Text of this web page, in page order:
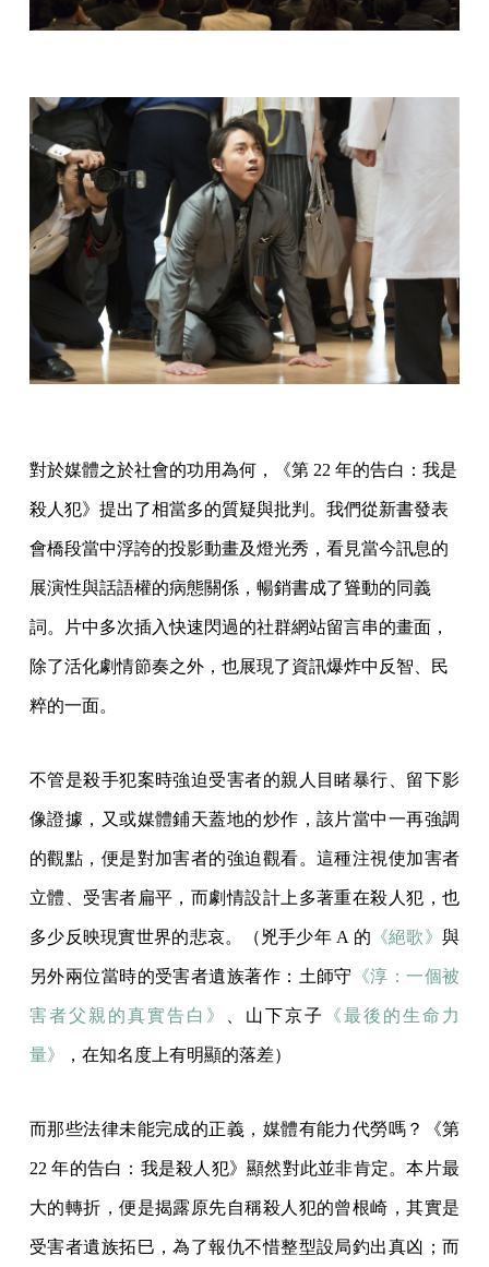
對於媒體之於社會的功用為何，《第 22 年的告白：我是
殺人犯》提出了相當多的質疑與批判。我們從新書發表
會橋段當中浮誇的投影動畫及燈光秀，看見當今訊息的
展演性與話語權的病態關係，暢銷書成了聳動的同義
詞。片中多次插入快速閃過的社群網站留言串的畫面，
除了活化劇情節奏之外，也展現了資訊爆炸中反智、民
粹的一面。
不管是殺手犯案時強迫受害者的親人目睹暴行、留下影
像證據，又或媒體鋪天蓋地的炒作，該片當中一再強調
的觀點，便是對加害者的強迫觀看。這種注視使加害者
立體、受害者扁平，而劇情設計上多著重在殺人犯，也
多少反映現實世界的悲哀。（兇手少年 A 的 《絕歌》與
另外兩位當時的受害者遺族著作：土師守 《淳：一個被
害者父親的真實告白》 、山下京子 《最後的生命力
量》 ，在知名度上有明顯的落差）
而那些法律未能完成的正義，媒體有能力代勞嗎？《第
22 年的告白：我是殺人犯》顯然對此並非肯定。本片最
大的轉折，便是揭露原先自稱殺人犯的曾根崎，其實是
受害者遺族拓巳，為了報仇不惜整型設局釣出真凶；而